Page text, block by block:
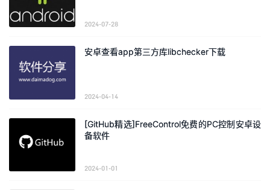
2024-07-28
安卓查看app第三方库libchecker下载
2024-04-14
[GitHub精选]FreeControl免费的PC控制安卓设
备软件
2024-01-01